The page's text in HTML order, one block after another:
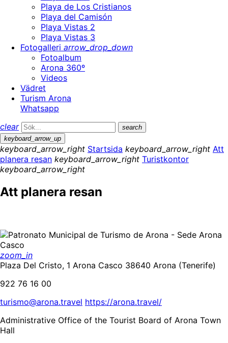
Playa de Los Cristianos
Playa del Camisón
Playa Vistas 2
Playa Vistas 3
Fotogalleri arrow_drop_down
Fotoalbum
Arona 360º
Videos
Vädret
Turism Arona
Whatsapp
clear
search
keyboard_arrow_up
keyboard_arrow_right Startsida keyboard_arrow_right Att
planera resan keyboard_arrow_right Turistkontor
keyboard_arrow_right
Att planera resan
zoom_in
Plaza Del Cristo, 1 Arona Casco 38640 Arona (Tenerife)
922 76 16 00
turismo@arona.travel https://arona.travel/
Administrative Office of the Tourist Board of Arona Town
Hall